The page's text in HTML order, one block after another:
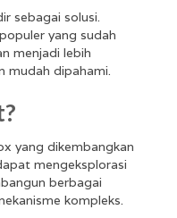
sebagai solusi.
yang sudah
menjadi lebih
mudah dipahami.
yang dikembangkan
mengeksplorasi
berbagai
kompleks.